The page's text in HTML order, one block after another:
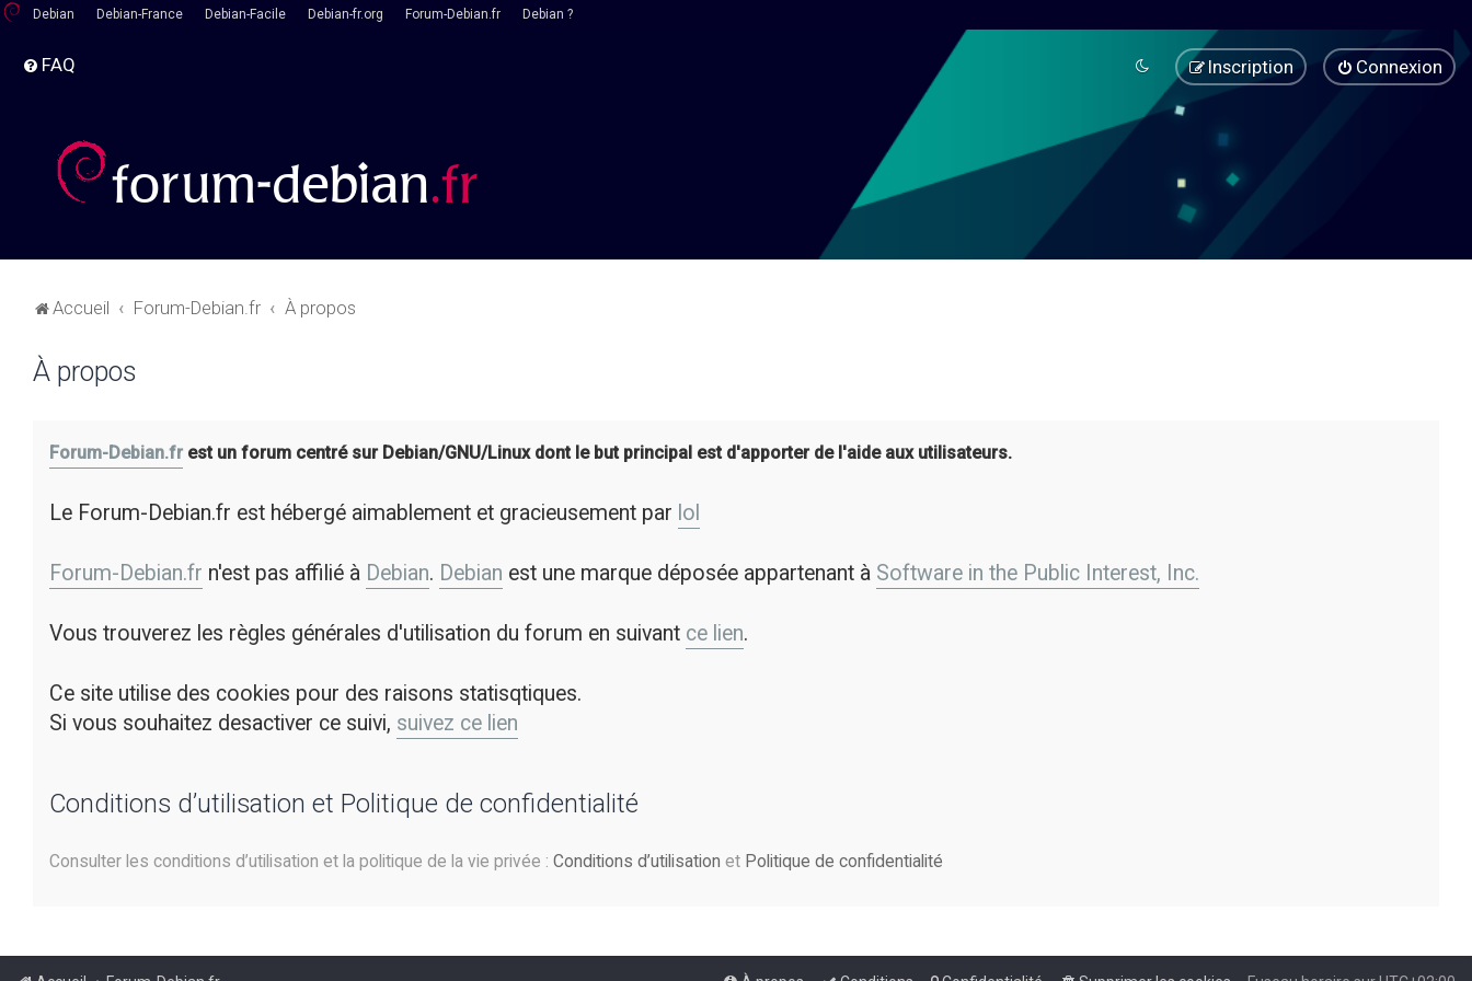
Debian Debian-France Debian-Facile Debian-fr.org Forum-Debian.fr Debian ?
FAQ Connexion
Inscription
Accueil Forum-Debian.fr À propos
À propos
Forum-Debian.fr est un forum centré sur Debian/GNU/Linux dont le but principal est d'apporter de l'aide aux utilisateurs.
Le Forum-Debian.fr est hébergé aimablement et gracieusement par lol
Forum-Debian.fr n'est pas affilié à Debian. Debian est une marque déposée appartenant à Software in the Public Interest, Inc.
Vous trouverez les règles générales d'utilisation du forum en suivant ce lien.
Ce site utilise des cookies pour des raisons statisqtiques.
Si vous souhaitez desactiver ce suivi, suivez ce lien
Conditions d’utilisation et Politique de confidentialité
Consulter les conditions d’utilisation et la politique de la vie privée : Conditions d’utilisation et Politique de confidentialité